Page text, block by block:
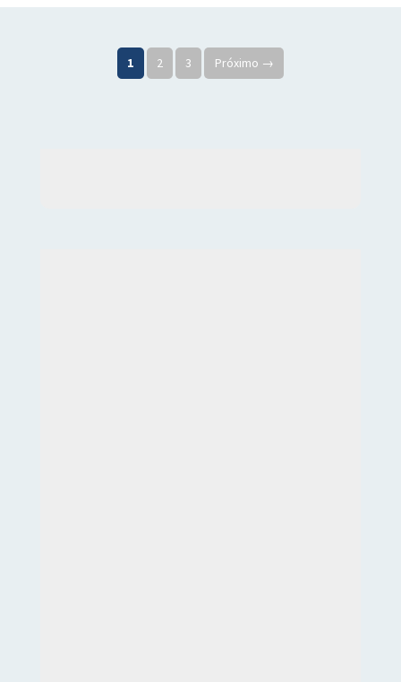
Brasil tem mais de 10 mil startups, e a tendência é que
esse mercado cresça ainda mais nos próximos anos. Há
1 2 3 Próximo →